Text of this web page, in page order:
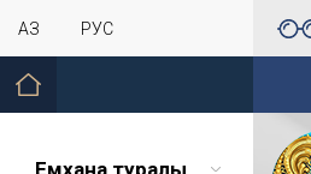
ҚАЗ РУС
Емхана туралы